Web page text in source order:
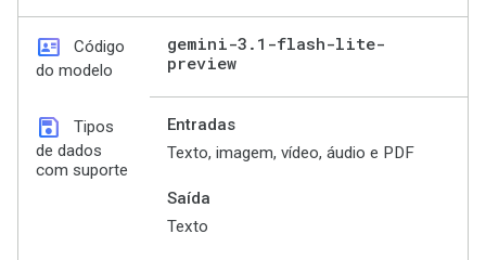
id_card
Código
do modelo
gemini-3 . 1-flash-lite-
preview
save
Tipos
de dados
com suporte
Entradas
Texto, imagem, vídeo, áudio e PDF
Saída
Texto